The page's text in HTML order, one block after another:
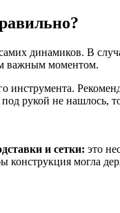
самих динамиков. В
важным моментом.
инструмента.
рукой не
и сетки: это
могла